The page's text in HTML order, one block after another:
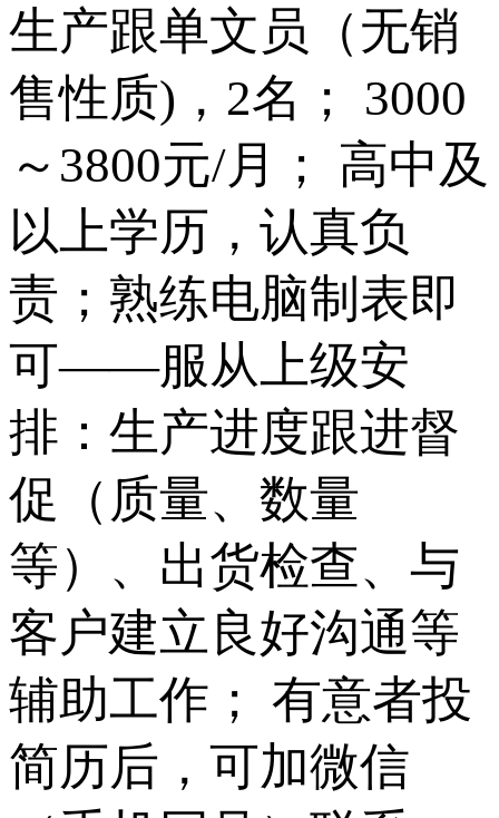
生产跟单文员（无销
售性质)，2名； 3000
～3800元/月； 高中及
以上学历，认真负
责；熟练电脑制表即
可——服从上级安
排：生产进度跟进督
促（质量、数量
等）、出货检查、与
客户建立良好沟通等
辅助工作； 有意者投
简历后，可加微信